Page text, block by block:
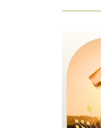
Seminare